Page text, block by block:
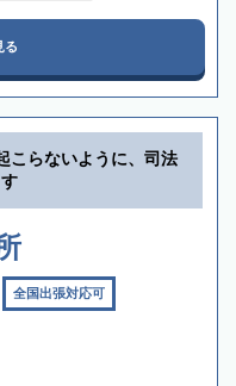
る
こらないように、司法
全国出張対応可